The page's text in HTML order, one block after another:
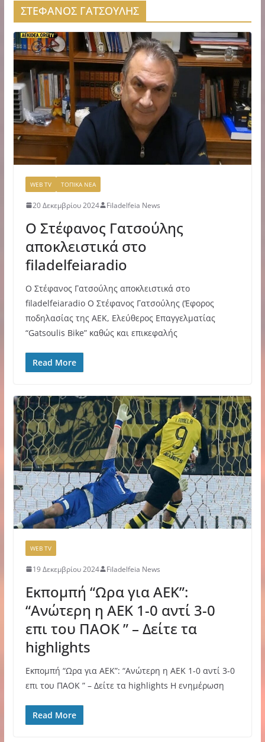
ΣΤΕΦΑΝΟΣ ΓΑΤΣΟΥΛΗΣ
WEB TV ΤΟΠΙΚΑ ΝΕΑ
20 Δεκεμβρίου 2024 Filadelfeia News
Ο Στέφανος Γατσούλης
αποκλειστικά στο
filadelfeiaradio
Ο Στέφανος Γατσούλης αποκλειστικά στο
filadelfeiaradio Ο Στέφανος Γατσούλης (Έφορος
ποδηλασίας της ΑΕΚ, Ελεύθερος Επαγγελματίας
“Gatsoulis Bike” καθώς και επικεφαλής
Read More
WEB TV
19 Δεκεμβρίου 2024 Filadelfeia News
Εκπομπή “Ωρα για ΑΕΚ”:
“Ανώτερη η ΑΕΚ 1-0 αντί 3-0
επι του ΠΑΟΚ ” – Δείτε τα
highlights
Εκπομπή “Ωρα για ΑΕΚ”: “Ανώτερη η ΑΕΚ 1-0 αντί 3-0
επι του ΠΑΟΚ ” – Δείτε τα highlights Η ενημέρωση
Read More